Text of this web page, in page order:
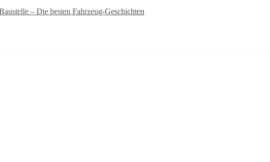
– Die besten Fahrzeug-Geschichten